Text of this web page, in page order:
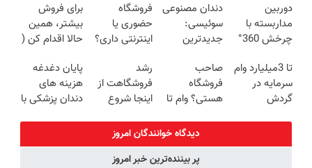
🔥 پرداخت
درب منزل
برگردون
(40%off)
منزل + گارانتی
تعویض
دوربین
مداربسته با
چرخش 360°
(ضمانت
تعویض +
پرداخت درب
دندان مصنوعی
سوئیسی:
جدیدترین
سبک و مقاوم |
پرداخت قسطی
فروشگاه
حضوری یا
اینترنتی داری؟
و خدماتت رو
بفروش
برای فروش
بیشتر، همین
حالا اقدام کن (
تا 3میلیارد وام
سرمایه در
گردش
ثبت کن
صاحب
فروشگاه
هستی؟ وام تا
تومان بگیر
رشد
فروشگاهت از
اینجا شروع
درآمد بیشتر،
آماده‌ای؟
پایان دغدغه
هزینه های
دندان پزشکی با
دیدگاه خوانندگان امروز
پر بیننده‌ترین خبر امروز